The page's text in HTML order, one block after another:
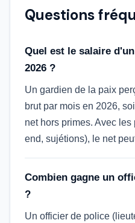
Questions
Quel est le salaire
2026 ?
Un gardien de la paix
brut par mois en 2026,
net hors primes. Avec
end, sujétions), le net
Combien gagne un
?
Un officier de police